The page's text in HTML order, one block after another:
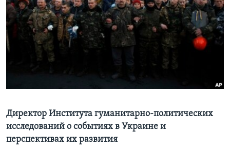
Learning English
СОЦИАЛЬНЫЕ СЕТИ
Директор Института гуманитарно-политических
исследований о событиях в Украине и
перспективах их развития